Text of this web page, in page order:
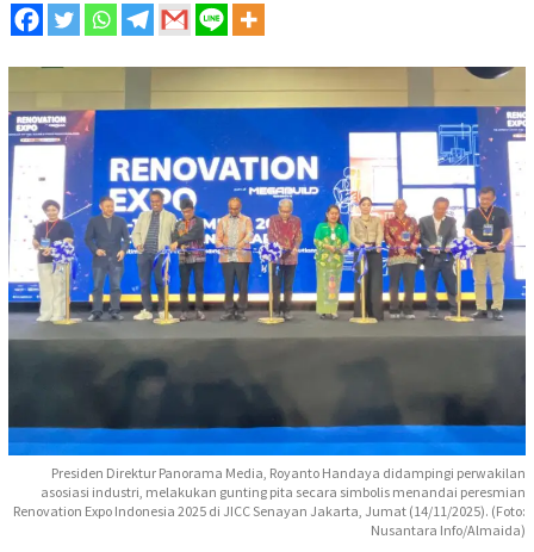
Presiden Direktur Panorama Media, Royanto Handaya didampingi perwakilan
asosiasi industri, melakukan gunting pita secara simbolis menandai peresmian
Renovation Expo Indonesia 2025 di JICC Senayan Jakarta, Jumat (14/11/2025). (Foto:
Nusantara Info/Almaida)